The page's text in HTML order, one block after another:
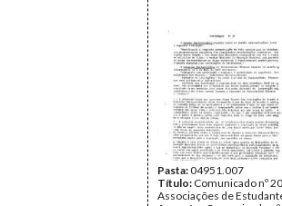
Pasta:04951.007
Título: Comunicado nº
Associações de